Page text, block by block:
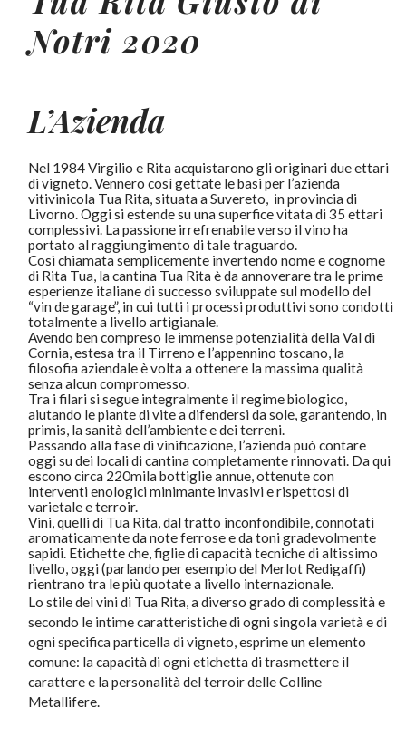
Notri 2020
L’Azienda
Nel 1984 Virgilio e Rita acquistarono gli originari due ettari
di vigneto. Vennero così gettate le basi per l’azienda
vitivinicola Tua Rita, situata a Suvereto, in provincia di
Livorno. Oggi si estende su una superfice vitata di 35 ettari
complessivi. La passione irrefrenabile verso il vino ha
portato al raggiungimento di tale traguardo.
Così chiamata semplicemente invertendo nome e cognome
di Rita Tua, la cantina Tua Rita è da annoverare tra le prime
esperienze italiane di successo sviluppate sul modello del
“vin de garage”, in cui tutti i processi produttivi sono condotti
totalmente a livello artigianale.
Avendo ben compreso le immense potenzialità della Val di
Cornia, estesa tra il Tirreno e l’appennino toscano, la
filosofia aziendale è volta a ottenere la massima qualità
senza alcun compromesso.
Tra i filari si segue integralmente il regime biologico,
aiutando le piante di vite a difendersi da sole, garantendo, in
primis, la sanità dell’ambiente e dei terreni.
Passando alla fase di vinificazione, l’azienda può contare
oggi su dei locali di cantina completamente rinnovati. Da qui
escono circa 220mila bottiglie annue, ottenute con
interventi enologici minimante invasivi e rispettosi di
varietale e terroir.
Vini, quelli di Tua Rita, dal tratto inconfondibile, connotati
aromaticamente da note ferrose e da toni gradevolmente
sapidi. Etichette che, figlie di capacità tecniche di altissimo
livello, oggi (parlando per esempio del Merlot Redigaffi)
rientrano tra le più quotate a livello internazionale.
Lo stile dei vini di Tua Rita, a diverso grado di complessità e
secondo le intime caratteristiche di ogni singola varietà e di
ogni specifica particella di vigneto, esprime un elemento
comune: la capacità di ogni etichetta di trasmettere il
carattere e la personalità del terroir delle Colline
Metallifere.